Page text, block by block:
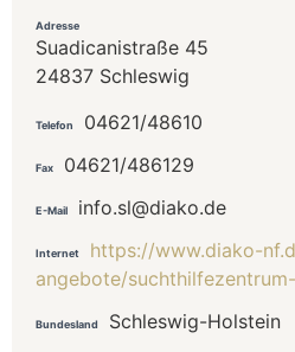
Adresse
Suadicanistraße 45
24837 Schleswig
Telefon 04621/48610
Fax 04621/486129
E-Mail info.sl@diako.de
Internet
https://www.diako-
angebote/
Bundesland Schleswig-Holstein